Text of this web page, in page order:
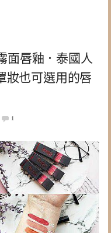
面唇釉．泰國人
妝也可選用的唇
1